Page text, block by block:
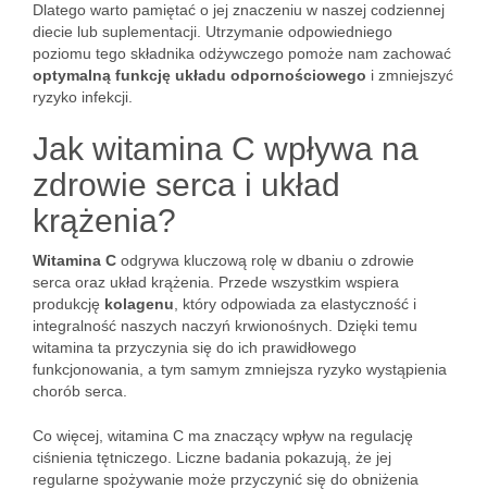
Dlatego warto pamiętać o jej znaczeniu w naszej codziennej
diecie lub suplementacji. Utrzymanie odpowiedniego
poziomu tego składnika odżywczego pomoże nam zachować
optymalną funkcję układu odpornościowego i zmniejszyć
ryzyko infekcji.
Jak witamina C wpływa na
zdrowie serca i układ
krążenia?
Witamina C odgrywa kluczową rolę w dbaniu o zdrowie
serca oraz układ krążenia. Przede wszystkim wspiera
produkcję kolagenu , który odpowiada za elastyczność i
integralność naszych naczyń krwionośnych. Dzięki temu
witamina ta przyczynia się do ich prawidłowego
funkcjonowania, a tym samym zmniejsza ryzyko wystąpienia
chorób serca.
Co więcej, witamina C ma znaczący wpływ na regulację
ciśnienia tętniczego. Liczne badania pokazują, że jej
regularne spożywanie może przyczynić się do obniżenia